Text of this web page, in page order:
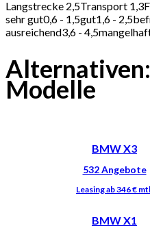
Langstrecke 2,5Transport 1,3
sehr gut0,6 - 1,5gut1,6 - 2,5
ausreichend3,6 - 4,5
Modelle
BMW X3
BMW X1